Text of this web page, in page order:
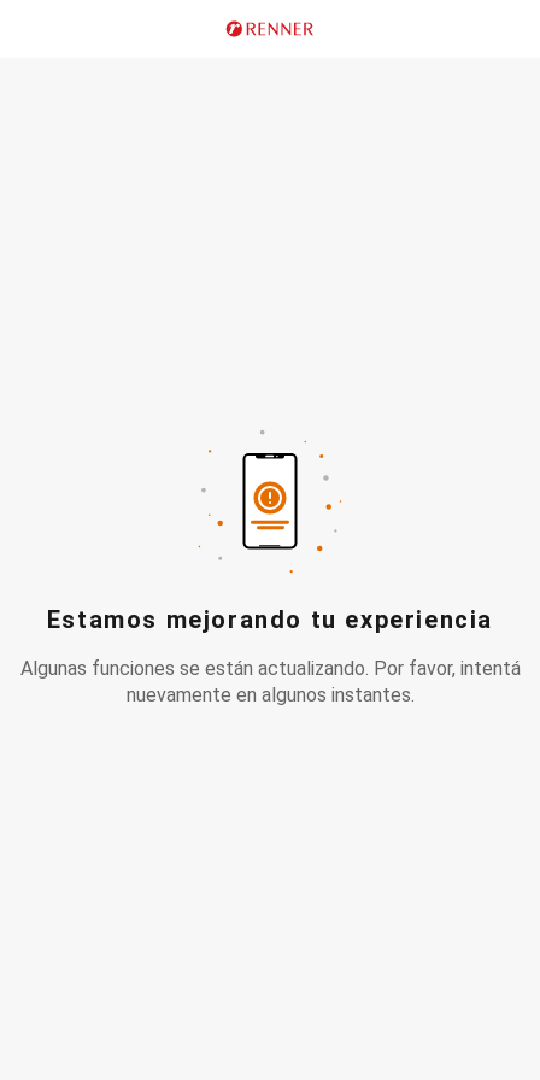
Estamos mejorando tu experiencia
Algunas funciones se están actualizando. Por favor, intentá
nuevamente en algunos instantes.